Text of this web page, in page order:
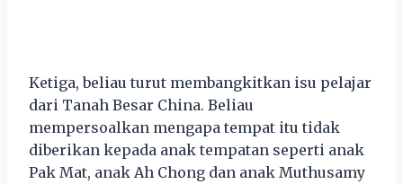
Ketiga, beliau turut membangkitkan isu pelajar
dari Tanah Besar China. Beliau
mempersoalkan mengapa tempat itu tidak
diberikan kepada anak tempatan seperti anak
Pak Mat, anak Ah Chong dan anak Muthusamy